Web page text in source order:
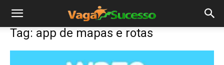
Tag: app de mapas e rotas